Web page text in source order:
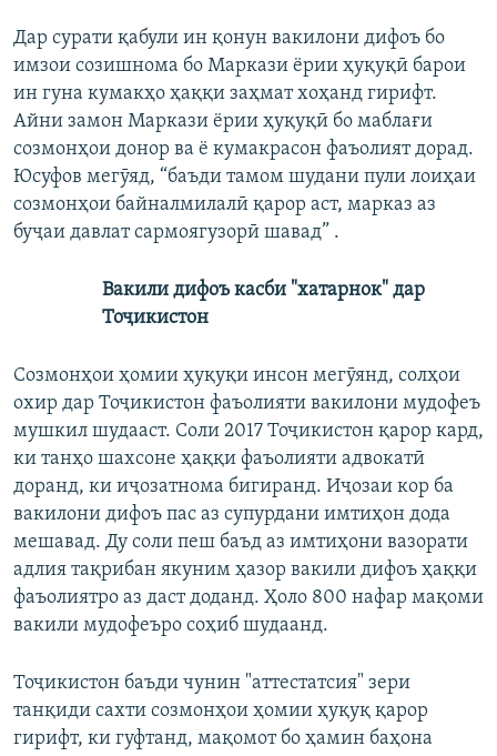
Дар сурати қабули ин қонун вакилони дифоъ бо
имзои созишнома бо Маркази ёрии ҳуқуқӣ барои
ин гуна кумакҳо ҳаққи заҳмат хоҳанд гирифт.
Айни замон Маркази ёрии ҳуқуқӣ бо маблағи
созмонҳои донор ва ё кумакрасон фаъолият дорад.
Юсуфов мегӯяд, “баъди тамом шудани пули лоиҳаи
созмонҳои байналмилалӣ қарор аст, марказ аз
буҷаи давлат сармоягузорӣ шавад” .
Вакили дифоъ касби "хатарнок" дар
Тоҷикистон
Созмонҳои ҳомии ҳуқуқи инсон мегӯянд, солҳои
охир дар Тоҷикистон фаъолияти вакилони мудофеъ
мушкил шудааст. Соли 2017 Тоҷикистон қарор кард,
ки танҳо шахсоне ҳаққи фаъолияти адвокатӣ
доранд, ки иҷозатнома бигиранд. Иҷозаи кор ба
вакилони дифоъ пас аз супурдани имтиҳон дода
мешавад. Ду соли пеш баъд аз имтиҳони вазорати
адлия тақрибан якуним ҳазор вакили дифоъ ҳаққи
фаъолиятро аз даст доданд. Ҳоло 800 нафар мақоми
вакили мудофеъро соҳиб шудаанд.
Тоҷикистон баъди чунин "аттестатсия" зери
танқиди сахти созмонҳои ҳомии ҳуқуқ қарор
гирифт, ки гуфтанд, мақомот бо ҳамин баҳона